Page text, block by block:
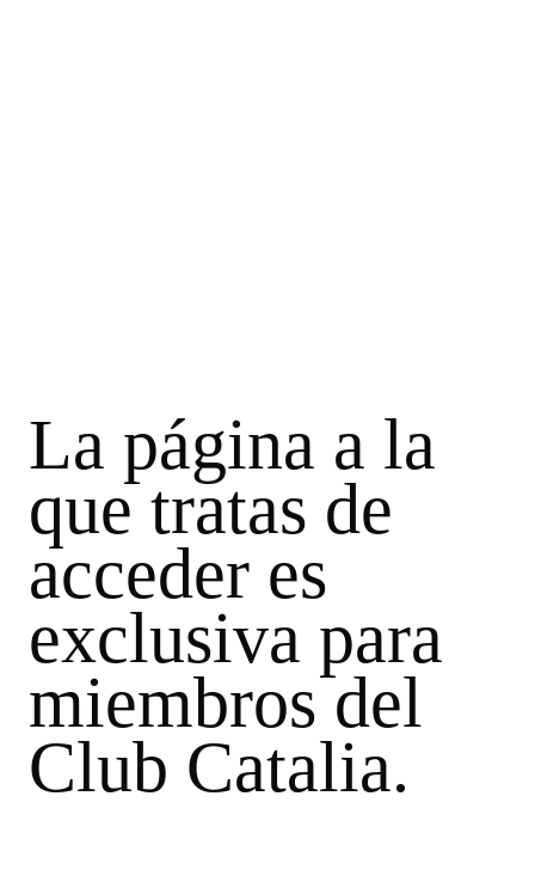
La página a la
que tratas de
acceder es
exclusiva para
miembros del
Club Catalia.